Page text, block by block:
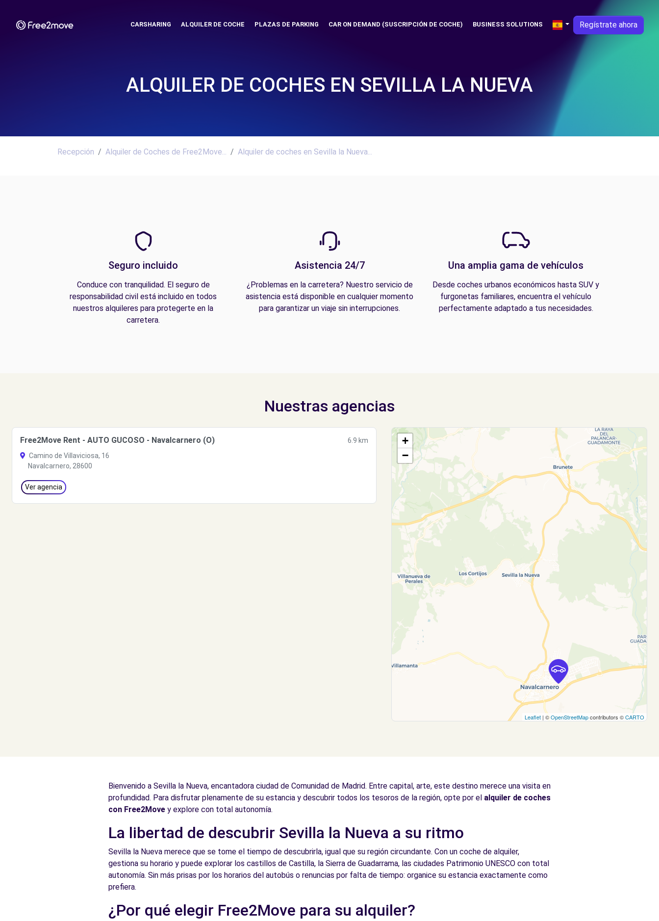
CARSHARING ALQUILER DE COCHE PLAZAS DE PARKING CAR ON DEMAND (SUSCRIPCIÓN DE COCHE) BUSINESS SOLUTIONS Regístrate ahora
ALQUILER DE COCHES EN SEVILLA LA NUEVA
Recepción Alquiler de Coches de Free2Move... Alquiler de coches en Sevilla la Nueva...
Seguro incluido
Conduce con tranquilidad. El seguro de
responsabilidad civil está incluido en todos
nuestros alquileres para protegerte en la
carretera.
Asistencia 24/7
¿Problemas en la carretera? Nuestro servicio de
asistencia está disponible en cualquier momento
para garantizar un viaje sin interrupciones.
Una amplia gama de vehículos
Desde coches urbanos económicos hasta SUV y
furgonetas familiares, encuentra el vehículo
perfectamente adaptado a tus necesidades.
Nuestras agencias
Free2Move Rent - AUTO GUCOSO - Navalcarnero (O)
6.9 km
Camino de Villaviciosa, 16
Navalcarnero, 28600
Ver agencia
+
−
Leaflet | ©OpenStreetMapcontributors ©CARTO
Bienvenido a Sevilla la Nueva, encantadora ciudad de Comunidad de Madrid. Entre capital, arte, este destino merece una visita en
profundidad. Para disfrutar plenamente de su estancia y descubrir todos los tesoros de la región, opte por el alquiler de coches
con Free2Move y explore con total autonomía.
La libertad de descubrir Sevilla la Nueva a su ritmo
Sevilla la Nueva merece que se tome el tiempo de descubrirla, igual que su región circundante. Con un coche de alquiler,
gestiona su horario y puede explorar los castillos de Castilla, la Sierra de Guadarrama, las ciudades Patrimonio UNESCO con total
autonomía. Sin más prisas por los horarios del autobús o renuncias por falta de tiempo: organice su estancia exactamente como
prefiera.
¿Por qué elegir Free2Move para su alquiler?